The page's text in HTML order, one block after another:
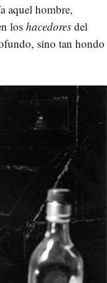
aquel hombre,
los hacedores del
sino tan hondo